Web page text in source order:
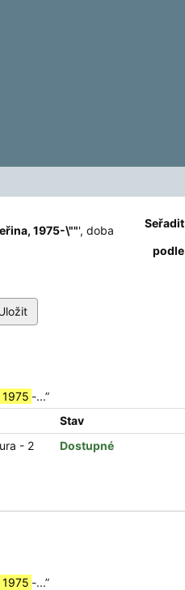
1975-\""', doba
Seřadit
podle
1975 -...”
Stav
- 2 Dostupné
1975 -...”